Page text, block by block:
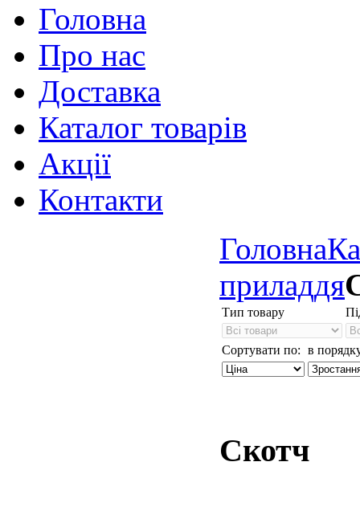
Головна
Про нас
Доставка
Каталог товарів
Акції
Контакти
Головна
приладдя
Тип товару
Сортувати по: в
Скотч